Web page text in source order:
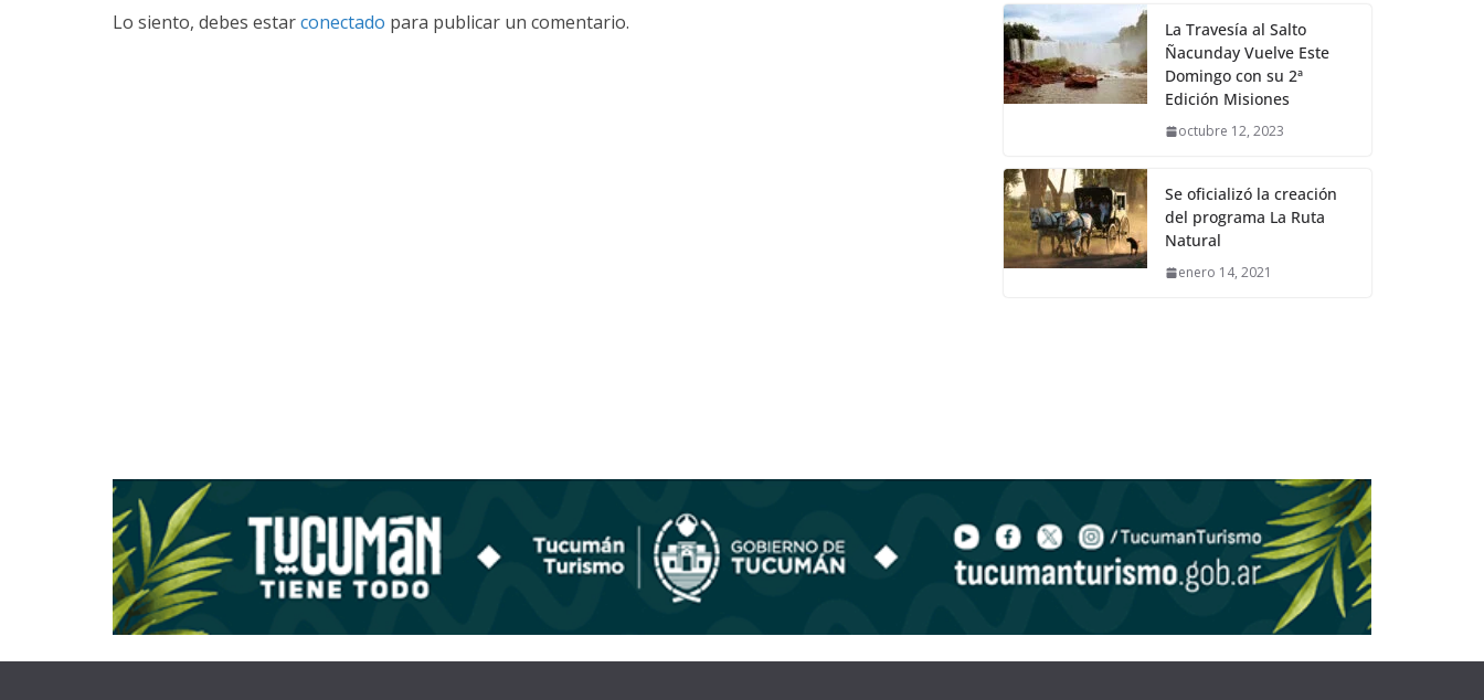
Lo siento, debes estarconectado para publicar un comentario.
La Travesía al Salto
Ñacunday Vuelve Este
Domingo con su 2ª
Edición Misiones
octubre 12, 2023
Se oficializó la creación
del programa La Ruta
Natural
enero 14, 2021